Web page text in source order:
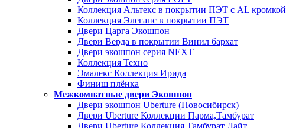
Коллекция Альтекс в покрытии ПЭТ с AL кромкой
Коллекция Элеганс в покрытии ПЭТ
Двери Царга Экошпон
Двери Верда в покрытии Винил бархат
Двери экошпон серия NEXT
Коллекция Техно
Эмалекс Коллекция Ирида
Финиш плёнка
Межкомнатные двери Экошпон
Двери экошпон Uberture (Новосибирск)
Двери Uberture Коллекции Парма,Тамбурат
Двери Uberture Коллекция Тамбурат Лайт